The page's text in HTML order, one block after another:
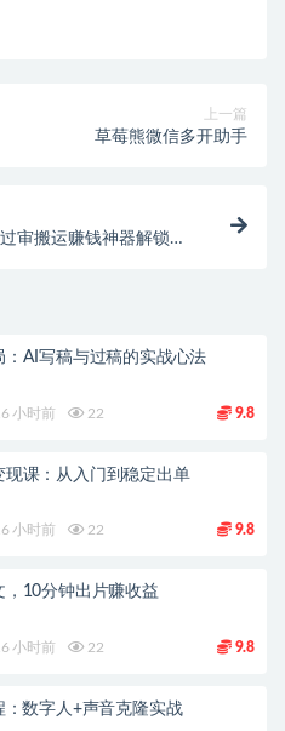
上一篇
草莓熊微信多开助手
审搬运赚钱神器解锁永
：AI写稿与过稿的实战心法
小时前 22 9.8
现课：从入门到稳定出单
小时前 22 9.8
，10分钟出片赚收益
小时前 22 9.8
：数字人+声音克隆实战